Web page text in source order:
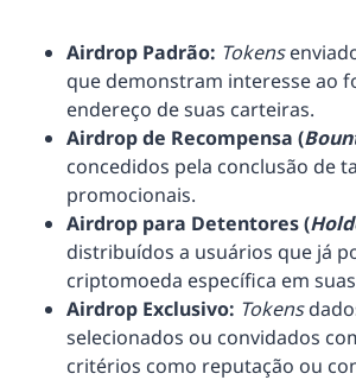
Airdrop Padrão: Tokens
que demonstram interesse ao
endereço de suas carteiras.
Airdrop de Recompensa (
concedidos pela conclusão de
promocionais.
Airdrop para Detentores (
distribuídos a usuários que já
criptomoeda específica em
Airdrop Exclusivo: Tokens
selecionados ou convidados
critérios como reputação ou